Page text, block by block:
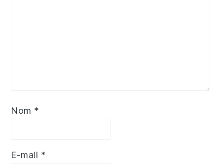
Nom *
E-mail *